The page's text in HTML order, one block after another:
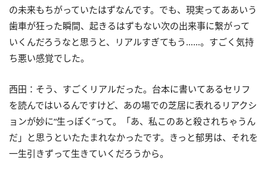
の未来もちがっていたはずなんです。でも、現実ってああいう
歯車が狂った瞬間、起きるはずもない次の出来事に繋がって
いくんだろうなと思うと、リアルすぎてもう……。すごく気持
ち悪い感覚でした。
西田：そう、すごくリアルだった。台本に書いてあるセリフ
を読んではいるんですけど、あの場での芝居に表れるリアクシ
ョンが妙に“生っぽく”って。「あ、私このあと殺されちゃうん
だ」と思うといたたまれなかったです。きっと郁男は、それを
一生引きずって生きていくだろうから。